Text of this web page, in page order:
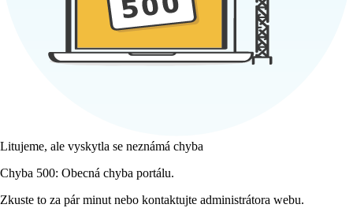
Litujeme, ale vyskytla se neznámá chyba
Chyba 500: Obecná chyba portálu.
Zkuste to za pár minut nebo kontaktujte administrátora webu.